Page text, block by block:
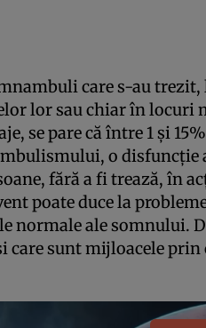
care s-au trezit,
lor sau chiar în locuri
se pare că între 1 şi
o disfuncţie
fără a fi trează, în
poate duce la
normale ale somnului.
care sunt mijloacele prin